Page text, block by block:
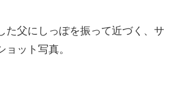
た父にしっぽを振って近づく、サ
ョット写真。